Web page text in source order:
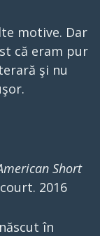
motive. Dar
că eram pur
şi nu
Short
2016
în